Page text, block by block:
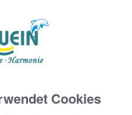
Cookies